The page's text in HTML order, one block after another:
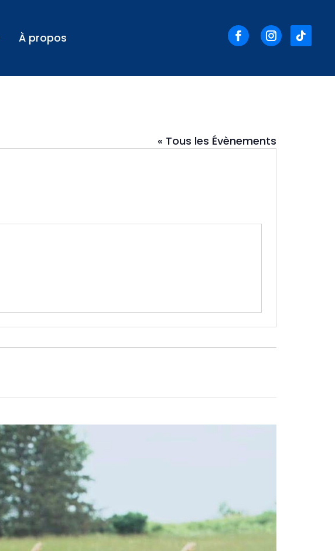
À propos
« Tous les Évènements